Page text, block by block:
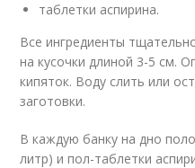
таблетки аспирина.
Все ингредиенты
на кусочки длиной 3-5 см.
кипяток. Воду слить или
заготовки.
В каждую банку на дно
литр) и пол-таблетки